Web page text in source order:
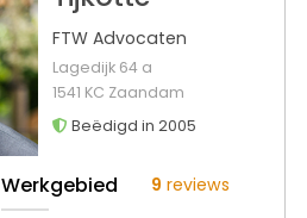
FTW Advocaten
Lagedijk 64 a
1541 KC Zaandam
Beëdigd in 2005
Werkgebied 9 reviews